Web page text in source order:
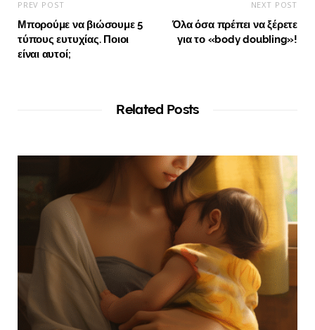
PREV POST
Μπορούμε να βιώσουμε 5
τύπους ευτυχίας. Ποιοι
είναι αυτοί;
NEXT POST
Όλα όσα πρέπει να ξέρετε
για το «body doubling»!
Related Posts